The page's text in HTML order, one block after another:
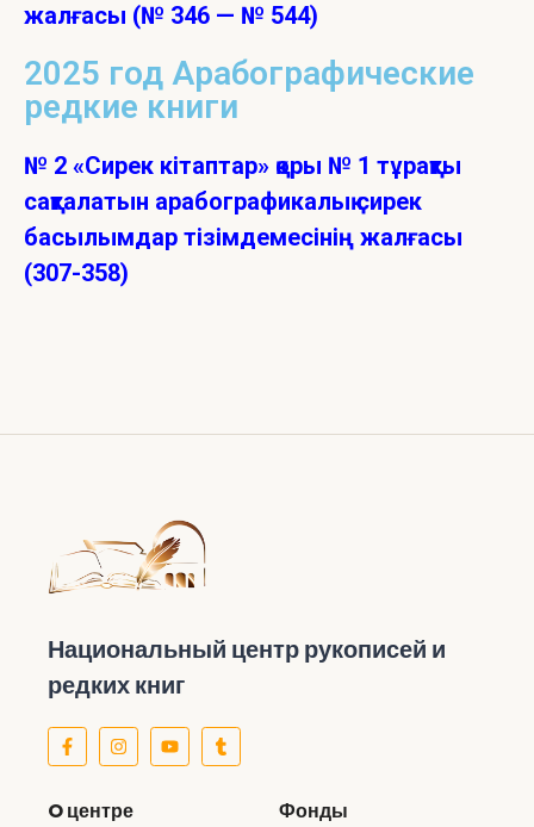
жалғасы (№ 346 — № 544)
2025 год Арабографические
редкие книги
№ 2 «Сирек кітаптар» қоры № 1 тұрақты
сақталатын арабографикалық сирек
басылымдар тізімдемесінің жалғасы
(307-358)
Национальный центр рукописей и
редких книг
O центре Фонды